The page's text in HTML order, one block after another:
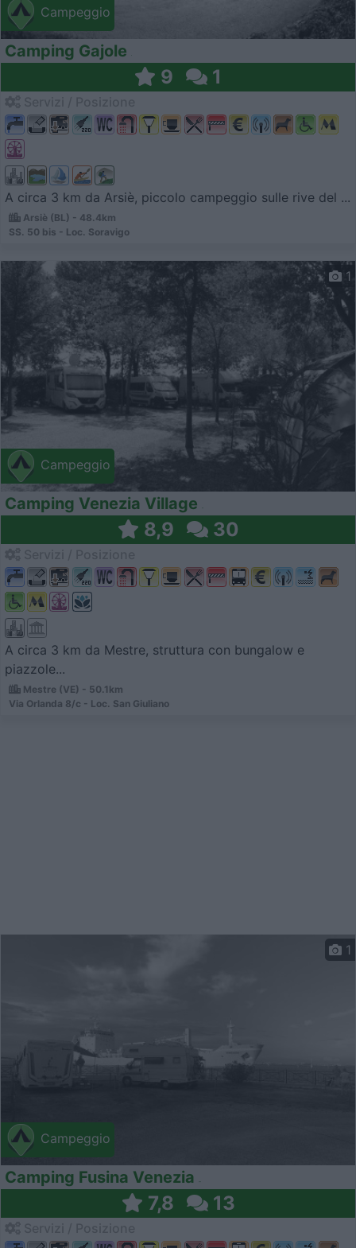
Campeggio
Camping Gajole
9 1
A circa 3 km da Arsiè, piccolo campeggio sulle rive del ...
Arsiè (BL) - 48.4km
SS. 50 bis - Loc. Soravigo
Campeggio
1
Camping Venezia Village
8,9 30
A circa 3 km da Mestre, struttura con bungalow e
piazzole...
Mestre (VE) - 50.1km
Via Orlanda 8/c - Loc. San Giuliano
Campeggio
1
Camping Fusina Venezia
7,8 13